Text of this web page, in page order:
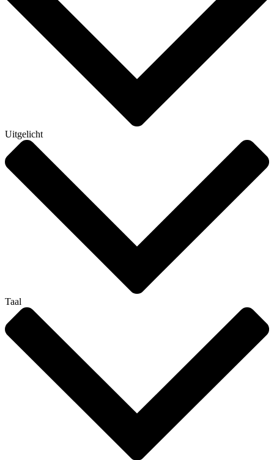
Uitgelicht
Taal